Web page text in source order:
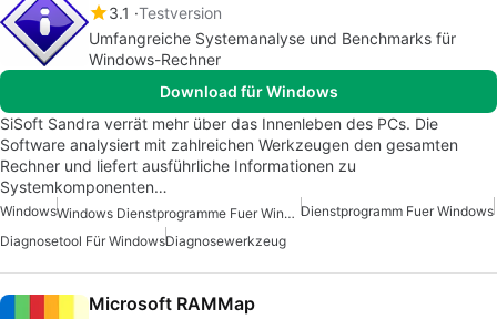
3.1 Testversion
Umfangreiche Systemanalyse und Benchmarks für
Windows-Rechner
Download für Windows
SiSoft Sandra verrät mehr über das Innenleben des PCs. Die
Software analysiert mit zahlreichen Werkzeugen den gesamten
Rechner und liefert ausführliche Informationen zu
Systemkomponenten…
Windows Windows Dienstprogramme Fuer Windows 10 Dienstprogramm Fuer Windows
Diagnosetool Für WindowsDiagnosewerkzeug
Microsoft RAMMap